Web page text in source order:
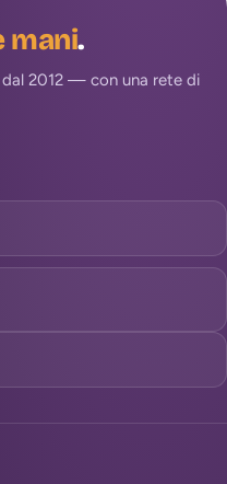
mani.
2012 — con una rete di